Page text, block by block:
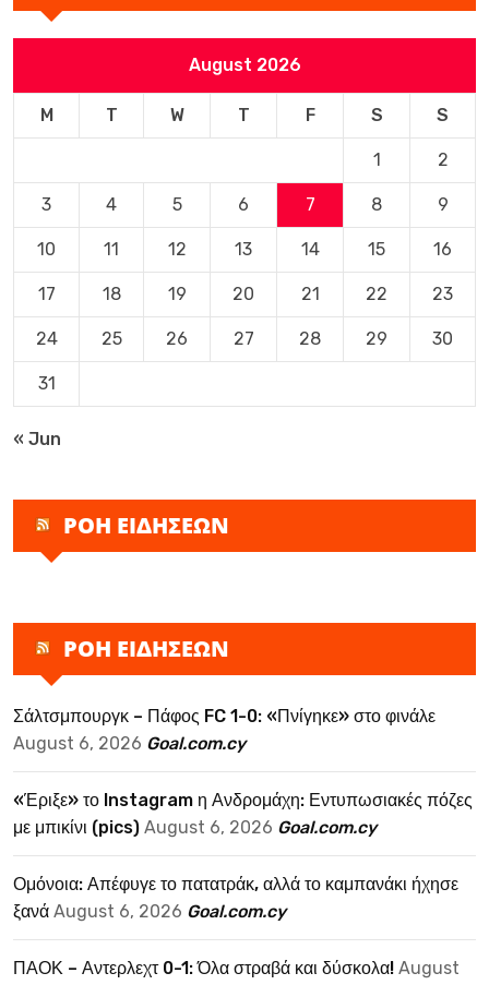
August 2026
M T W T F S S
1 2
3 4 5 6 7 8 9
10 11 12 13 14 15 16
17 18 19 20 21 22 23
24 25 26 27 28 29 30
31
« Jun
ΡΟΗ ΕΙΔΗΣΕΩΝ
ΡΟΗ ΕΙΔΗΣΕΩΝ
Σάλτσμπουργκ – Πάφος FC 1-0: «Πνίγηκε» στο φινάλε
August 6, 2026 Goal.com.cy
«Έριξε» το Instagram η Ανδρομάχη: Εντυπωσιακές πόζες
με μπικίνι (pics) August 6, 2026 Goal.com.cy
Ομόνοια: Απέφυγε το πατατράκ, αλλά το καμπανάκι ήχησε
ξανά August 6, 2026 Goal.com.cy
ΠΑΟΚ – Αντερλεχτ 0-1: Όλα στραβά και δύσκολα! August